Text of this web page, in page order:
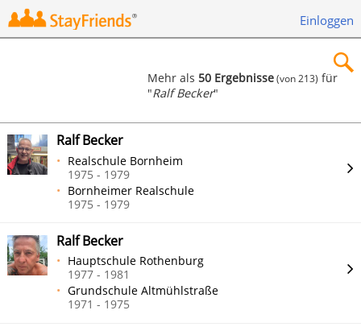
Einloggen
Suchen
Mehr als 50 Ergebnisse(von 213) für
"Ralf Becker"
Ralf Becker
Realschule Bornheim
1975 - 1979
Bornheimer Realschule
1975 - 1979
Ralf Becker
Hauptschule Rothenburg
1977 - 1981
Grundschule Altmühlstraße
1971 - 1975